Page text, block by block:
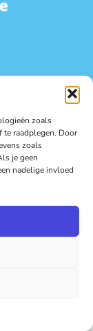
zoals
te raadplegen. Door
zoals
je geen
nadelige invloed